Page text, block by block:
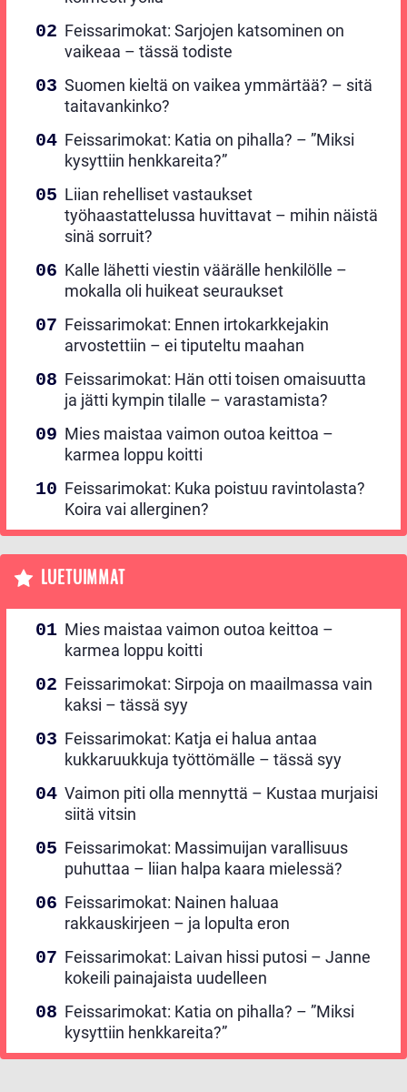
Feissarimokat: Sarjojen katsominen on
vaikeaa – tässä todiste
Suomen kieltä on vaikea ymmärtää? – sitä
taitavankinko?
Feissarimokat: Katia on pihalla? – ”Miksi
kysyttiin henkkareita?”
Liian rehelliset vastaukset
työhaastattelussa huvittavat – mihin näistä
sinä sorruit?
Kalle lähetti viestin väärälle henkilölle –
mokalla oli huikeat seuraukset
Feissarimokat: Ennen irtokarkkejakin
arvostettiin – ei tiputeltu maahan
Feissarimokat: Hän otti toisen omaisuutta
ja jätti kympin tilalle – varastamista?
Mies maistaa vaimon outoa keittoa –
karmea loppu koitti
Feissarimokat: Kuka poistuu ravintolasta?
Koira vai allerginen?
LUETUIMMAT
Mies maistaa vaimon outoa keittoa –
karmea loppu koitti
Feissarimokat: Sirpoja on maailmassa vain
kaksi – tässä syy
Feissarimokat: Katja ei halua antaa
kukkaruukkuja työttömälle – tässä syy
Vaimon piti olla mennyttä – Kustaa murjaisi
siitä vitsin
Feissarimokat: Massimuijan varallisuus
puhuttaa – liian halpa kaara mielessä?
Feissarimokat: Nainen haluaa
rakkauskirjeen – ja lopulta eron
Feissarimokat: Laivan hissi putosi – Janne
kokeili painajaista uudelleen
Feissarimokat: Katia on pihalla? – ”Miksi
kysyttiin henkkareita?”